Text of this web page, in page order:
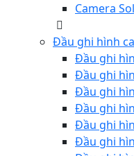
Camera
Đầu ghi hình
Đầu ghi
Đầu ghi
Đầu ghi
Đầu ghi
Đầu ghi
Đầu ghi